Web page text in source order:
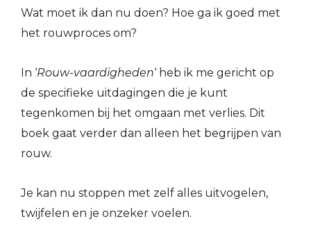
Wat moet ik dan nu doen? Hoe ga ik goed met
het rouwproces om?
In ‘Rouw-vaardigheden‘ heb ik me gericht op
de specifieke uitdagingen die je kunt
tegenkomen bij het omgaan met verlies. Dit
boek gaat verder dan alleen het begrijpen van
rouw.
Je kan nu stoppen met zelf alles uitvogelen,
twijfelen en je onzeker voelen.